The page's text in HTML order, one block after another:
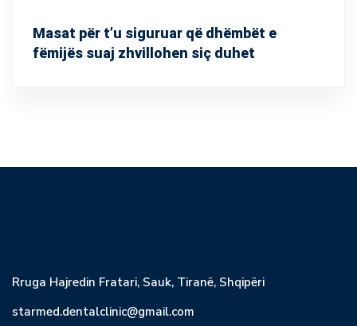
Masat për t’u siguruar që dhëmbët e
fëmijës suaj zhvillohen siç duhet
Rruga Hajredin Fratari, Sauk, Tiranë, Shqipëri
starmed.dentalclinic@gmail.com